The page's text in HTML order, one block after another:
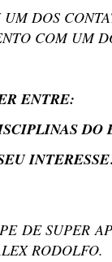
DOS
COM UM
ENTRE:
DO
DE SUPER
RODOLFO.